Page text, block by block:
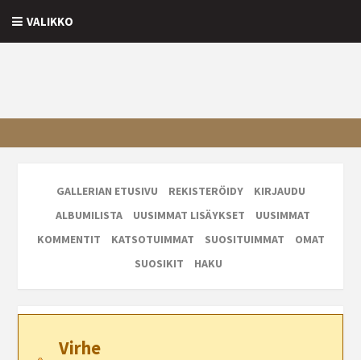
VALIKKO
GALLERIAN ETUSIVU REKISTERÖIDY
KIRJAUDU
ALBUMILISTA
UUSIMMAT LISÄYKSET
UUSIMMAT
KOMMENTIT
KATSOTUIMMAT SUOSITUIMMAT
OMAT
SUOSIKIT
HAKU
Virhe